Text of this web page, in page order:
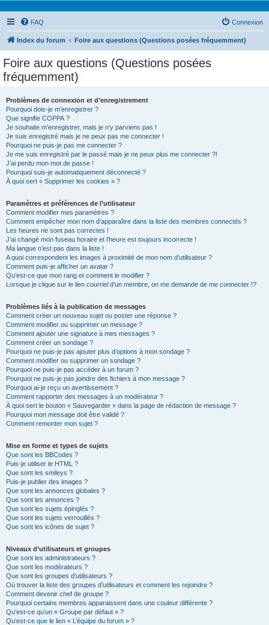
FAQ Connexion
Index du forum Foire aux questions (Questions posées fréquemment)
Foire aux questions (Questions posées
fréquemment)
Problèmes de connexion et d’enregistrement
Pourquoi dois-je m’enregistrer ?
Que signifie COPPA ?
Je souhaite m’enregistrer, mais je n’y parviens pas !
Je suis enregistré mais je ne peux pas me connecter !
Pourquoi ne puis-je pas me connecter ?
Je me suis enregistré par le passé mais je ne peux plus me connecter ?!
J’ai perdu mon mot de passe !
Pourquoi suis-je automatiquement déconnecté ?
À quoi sert « Supprimer les cookies » ?
Paramètres et préférences de l’utilisateur
Comment modifier mes paramètres ?
Comment empêcher mon nom d’apparaître dans la liste des membres connectés ?
Les heures ne sont pas correctes !
J’ai changé mon fuseau horaire et l’heure est toujours incorrecte !
Ma langue n’est pas dans la liste !
A quoi correspondent les images à proximité de mon nom d’utilisateur ?
Comment puis-je afficher un avatar ?
Qu’est-ce que mon rang et comment le modifier ?
Lorsque je clique sur le lien courrield’un membre, on me demande de me connecter !?
Problèmes liés à la publication de messages
Comment créer un nouveau sujet ou poster une réponse ?
Comment modifier ou supprimer un message ?
Comment ajouter une signature à mes messages ?
Comment créer un sondage ?
Pourquoi ne puis-je pas ajouter plus d’options à mon sondage ?
Comment modifier ou supprimer un sondage ?
Pourquoi ne puis-je pas accéder à un forum ?
Pourquoi ne puis-je pas joindre des fichiers à mon message ?
Pourquoi ai-je reçu un avertissement ?
Comment rapporter des messages à un modérateur ?
À quoi sert le bouton « Sauvegarder » dans la page de rédaction de message ?
Pourquoi mon message doit être validé ?
Comment remonter mon sujet ?
Mise en forme et types de sujets
Que sont les BBCodes ?
Puis-je utiliser le HTML ?
Que sont les smileys ?
Puis-je publier des images ?
Que sont les annonces globales ?
Que sont les annonces ?
Que sont les sujets épinglés ?
Que sont les sujets verrouillés ?
Que sont les icônes de sujet ?
Niveaux d’utilisateurs et groupes
Que sont les administrateurs ?
Que sont les modérateurs ?
Que sont les groupes d’utilisateurs ?
Où trouver la liste des groupes d’utilisateurs et comment les rejoindre ?
Comment devenir chef de groupe ?
Pourquoi certains membres apparaissent dans une couleur différente ?
Qu’est-ce qu’un « Groupe par défaut » ?
Qu’est-ce que le lien « L’équipe du forum » ?